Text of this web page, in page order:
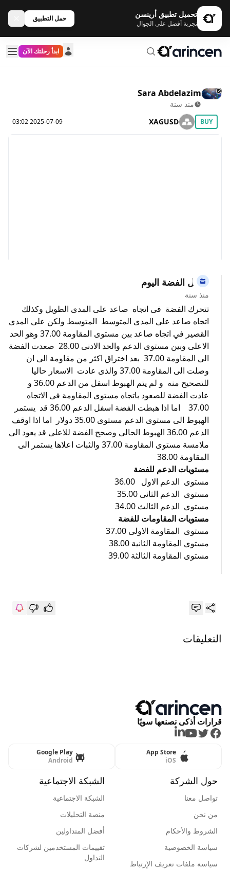
تحميل تطبيق أرينسن
تجربة أفضل على الجوال
حمل التطبيق
ابدأ رحلتك الآن
Sara Abdelazim
منذ سنة
BUY
XAGUSD
2025-07-09 03:02
تحليل الفضة اليوم
منذ سنة
تتحرك الفضة فى اتجاه صاعد على المدى الطويل وكذلك
اتجاه صاعد على المدى المتوسط المتوسط ولكن على المدى
القصير في اتجاه صاعد بين مستوى المقاومة 37.00 وهو الحد
الاعلى وبين مستوى الدعم والحد الادنى 28.00 صعدت الفضة
الى المقاومة 37.00 بعد اختراق اكثر من مقاومة الى ان
وصلت الى المقاومة 37.00 والذى عادت الاسعار حاليا
للتصحيح منه و لم يتم الهبوط اسفل من الدعم 36.00 و
عادت الفضة للصعود باتجاه مستوى المقاومة فى الاتجاه
37.00 اما اذا هبطت الفضة اسفل الدعم 36.00 قد يستمر
الهبوط الى مستوى الدعم مستوى 35.00 دولار اما اذا اوقف
الدعم 36.00 الهبوط الحالى وصحح الفضة للاعلى قد يعود الى
ملامسة مستوى المقاومة 37.00 والثبات اعلاها يستمر الى
المقاومة 38.00
مستويات الدعم للفضة
مستوى الدعم الاول 36.00
مستوى الدعم الثانى 35.00
مستوى الدعم الثالث 34.00
مستويات المقاومات للفضة
مستوى المقاومة الاولى 37.00
مستوى المقاومة الثانية 38.00
مستوى المقاومة الثالثة 39.00
التعليقات
قرارات أذكى نصنعها سويًا
Facebook
Twitter
Youtube
LinkedIn
App Store
iOS
Google Play
Android
حول الشركة
تواصل معنا
من نحن
الشروط والأحكام
سياسة الخصوصية
سياسة ملفات تعريف الإرتباط
الشبكة الاجتماعية
الشبكة الاجتماعية
منصة التحليلات
أفضل المتداولين
تقييمات المستخدمين لشركات
التداول